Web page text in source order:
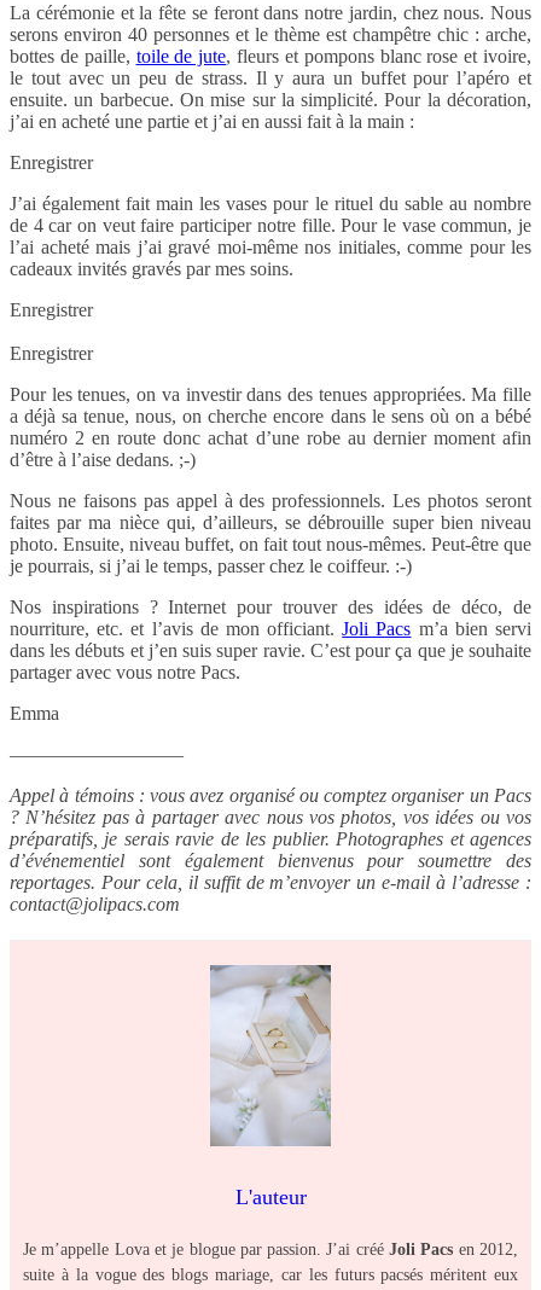
La cérémonie et la fête se feront dans notre jardin, chez nous. Nous
serons environ 40 personnes et le thème est champêtre chic : arche,
bottes de paille, toile de jute, fleurs et pompons blanc rose et ivoire,
le tout avec un peu de strass. Il y aura un buffet pour l’apéro et
ensuite. un barbecue. On mise sur la simplicité. Pour la décoration,
j’ai en acheté une partie et j’ai en aussi fait à la main :
Enregistrer
J’ai également fait main les vases pour le rituel du sable au nombre
de 4 car on veut faire participer notre fille. Pour le vase commun, je
l’ai acheté mais j’ai gravé moi-même nos initiales, comme pour les
cadeaux invités gravés par mes soins.
Enregistrer
Enregistrer
Pour les tenues, on va investir dans des tenues appropriées. Ma fille
a déjà sa tenue, nous, on cherche encore dans le sens où on a bébé
numéro 2 en route donc achat d’une robe au dernier moment afin
d’être à l’aise dedans. ;-)
Nous ne faisons pas appel à des professionnels. Les photos seront
faites par ma nièce qui, d’ailleurs, se débrouille super bien niveau
photo. Ensuite, niveau buffet, on fait tout nous-mêmes. Peut-être que
je pourrais, si j’ai le temps, passer chez le coiffeur. :-)
Nos inspirations ? Internet pour trouver des idées de déco, de
nourriture, etc. et l’avis de mon officiant.Joli Pacs m’a bien servi
dans les débuts et j’en suis super ravie. C’est pour ça que je souhaite
partager avec vous notre Pacs.
Emma
—————————
Appel à témoins : vous avez organisé ou comptez organiser un Pacs
? N’hésitez pas à partager avec nous vos photos, vos idées ou vos
préparatifs, je serais ravie de les publier. Photographes et agences
d’événementiel sont également bienvenus pour soumettre des
reportages. Pour cela, il suffit de m’envoyer un e-mail à l’adresse :
contact@jolipacs.com
L'auteur
Je m’appelle Lova et je blogue par passion. J’ai crééJoli Pacs en 2012,
suite à la vogue des blogs mariage, car les futurs pacsés méritent eux